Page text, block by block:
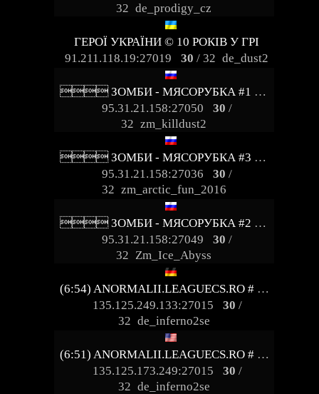
32 de_prodigy_cz
ГЕРОЇ УКРАЇНИ © 10 РОКІВ У ГРІ
91.211.118.19:27019
30 / 32 de_dust2
 ЗОМБИ - МЯСОРУБКА #1 ® FRAGLIMIT.RU
95.31.21.158:27050
30 /
32 zm_killdust2
 ЗОМБИ - МЯСОРУБКА #3 ® FRAGLIMIT.RU
95.31.21.158:27036
30 /
32 zm_arctic_fun_2016
 ЗОМБИ - МЯСОРУБКА #2 ® FRAGLIMIT.RU
95.31.21.158:27049
30 /
32 Zm_Ice_Abyss
(6:54) ANORMALII.LEAGUECS.RO # BE ANORMAL
135.125.249.133:27015
30 /
32 de_inferno2se
(6:51) ANORMALII.LEAGUECS.RO # BE ANORMAL
135.125.173.249:27015
30 /
32 de_inferno2se